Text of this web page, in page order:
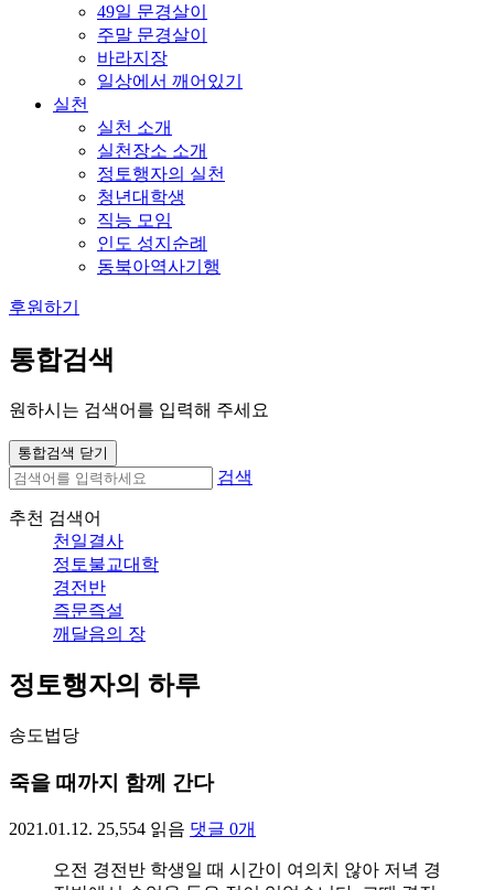
49일 문경살이
주말 문경살이
바라지장
일상에서 깨어있기
실천
실천 소개
실천장소 소개
정토행자의 실천
청년대학생
직능 모임
인도 성지순례
동북아역사기행
후원하기
통합검색
원하시는 검색어를 입력해 주세요
통합검색 닫기
검색
추천 검색어
천일결사
정토불교대학
경전반
즉문즉설
깨달음의 장
정토행자의 하루
송도법당
죽을 때까지 함께 간다
2021.01.12. 25,554 읽음 댓글 0개
오전 경전반 학생일 때 시간이 여의치 않아 저녁 경